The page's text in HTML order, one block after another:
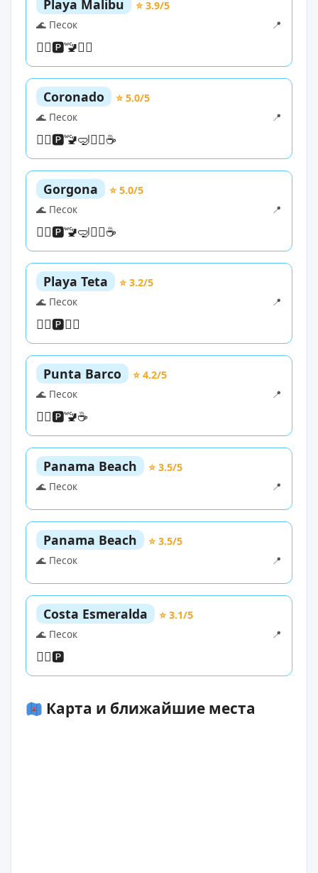
Playa Malibu
⭐ 3.9/5
🌊 Песок
📍
🏊‍♀️🅿️🚾🏄‍♀️
Coronado
⭐ 5.0/5
🌊 Песок
📍
🏊‍♀️🅿️🚾🤿🏄‍♀️☕
Gorgona
⭐ 5.0/5
🌊 Песок
📍
🏊‍♀️🅿️🚾🤿🏄‍♀️☕
Playa Teta
⭐ 3.2/5
🌊 Песок
📍
🏊‍♀️🅿️🏄‍♀️
Punta Barco
⭐ 4.2/5
🌊 Песок
📍
🏊‍♀️🅿️🚾☕
Panama Beach
⭐ 3.5/5
🌊 Песок
📍
Panama Beach
⭐ 3.5/5
🌊 Песок
📍
Costa Esmeralda
⭐ 3.1/5
🌊 Песок
📍
🏊‍♀️🅿️
Карта и ближайшие места